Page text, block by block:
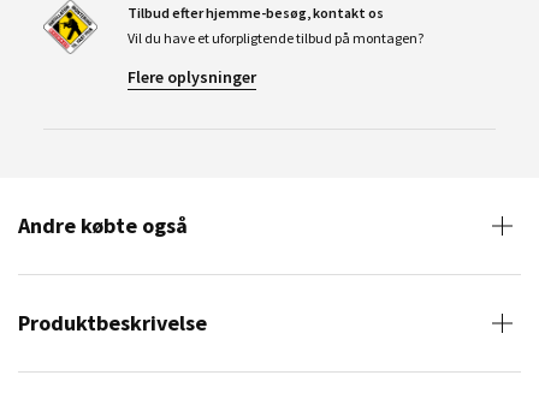
Tilbud efter hjemme-besøg, kontakt os
Vil du have et uforpligtende tilbud på montagen?
Flere oplysninger
Andre købte også
Produktbeskrivelse